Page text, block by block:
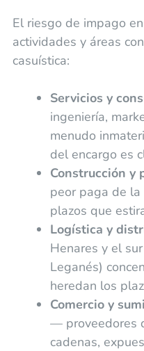
El riesgo de impago
actividades y áreas
casuística:
Servicios y
ingeniería,
menudo
del encargo es
Construcción y
peor paga de la
plazos que
Logística y
Henares y el
Leganés)
heredan los
Comercio y
— proveedores
cadenas,